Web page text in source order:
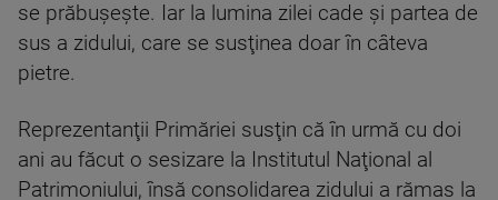
se prăbuşeşte. Iar la lumina zilei cade şi partea de
sus a zidului, care se susţinea doar în câteva
pietre.
Reprezentanţii Primăriei susţin că în urmă cu doi
ani au făcut o sesizare la Institutul Naţional al
Patrimoniului, însă consolidarea zidului a rămas la